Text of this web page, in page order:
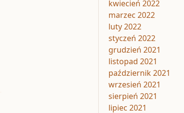
kwiecień 2022
marzec 2022
luty 2022
styczeń 2022
grudzień 2021
listopad 2021
październik 2021
wrzesień 2021
sierpień 2021
lipiec 2021